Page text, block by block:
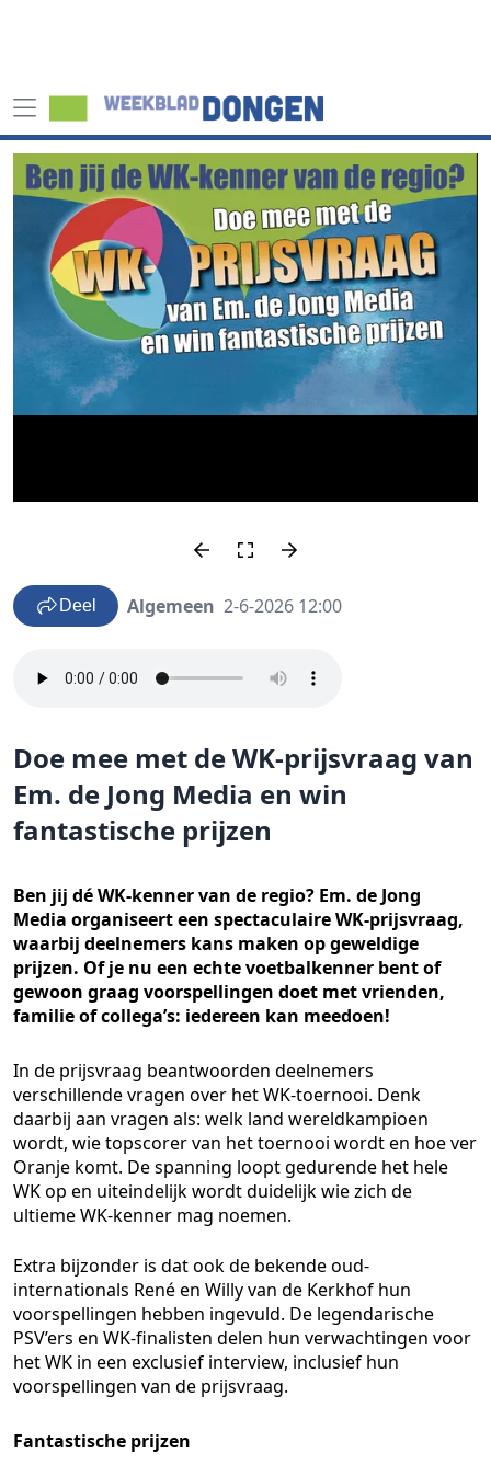
Deel Algemeen 2-6-2026 12:00
Doe mee met de WK-prijsvraag van
Em. de Jong Media en win
fantastische prijzen
Ben jij dé WK-kenner van de regio? Em. de Jong
Media organiseert een spectaculaire WK-prijsvraag,
waarbij deelnemers kans maken op geweldige
prijzen. Of je nu een echte voetbalkenner bent of
gewoon graag voorspellingen doet met vrienden,
familie of collega’s: iedereen kan meedoen!
In de prijsvraag beantwoorden deelnemers
verschillende vragen over het WK-toernooi. Denk
daarbij aan vragen als: welk land wereldkampioen
wordt, wie topscorer van het toernooi wordt en hoe ver
Oranje komt. De spanning loopt gedurende het hele
WK op en uiteindelijk wordt duidelijk wie zich de
ultieme WK-kenner mag noemen.
Extra bijzonder is dat ook de bekende oud-
internationals René en Willy van de Kerkhof hun
voorspellingen hebben ingevuld. De legendarische
PSV’ers en WK-finalisten delen hun verwachtingen voor
het WK in een exclusief interview, inclusief hun
voorspellingen van de prijsvraag.
Fantastische prijzen